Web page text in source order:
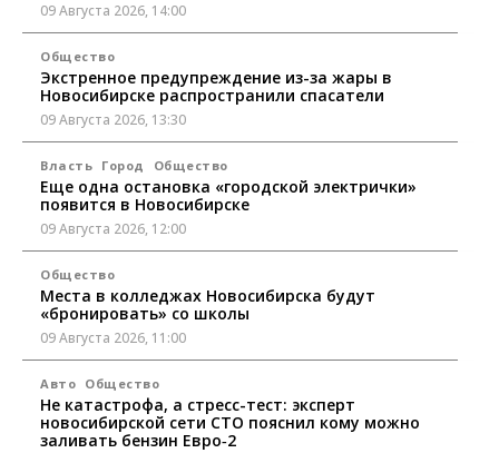
09 Августа 2026, 14:00
Общество
Экстренное предупреждение из-за жары в
Новосибирске распространили спасатели
09 Августа 2026, 13:30
Власть Город Общество
Еще одна остановка «городской электрички»
появится в Новосибирске
09 Августа 2026, 12:00
Общество
Места в колледжах Новосибирска будут
«бронировать» со школы
09 Августа 2026, 11:00
Авто Общество
Не катастрофа, а стресс-тест: эксперт
новосибирской сети СТО пояснил кому можно
заливать бензин Евро‑2